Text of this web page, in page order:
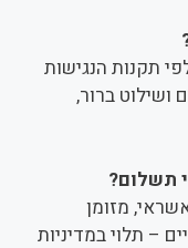
תקנות הנגישות
ושילוט ברור,
תשלום?
מזומן
– תלוי במדיניות